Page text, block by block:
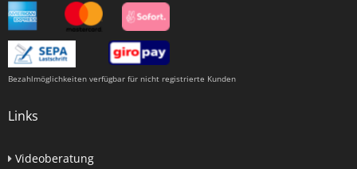
Bezahlmöglichkeiten verfügbar für nicht registrierte Kunden
Links
Videoberatung